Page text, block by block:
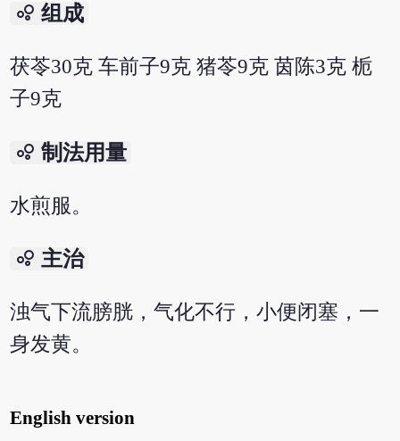
bubble_chart 组成
茯苓30克 车前子9克 猪苓9克 茵陈3克 栀
子9克
bubble_chart 制法用量
水煎服。
bubble_chart 主治
浊气下流膀胱，气化不行，小便闭塞，一
身发黄。
English version